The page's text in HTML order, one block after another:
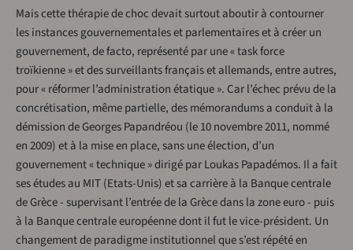
Mais cette thérapie de choc devait surtout aboutir à contourner
les instances gouvernementales et parlementaires et à créer un
gouvernement, de facto, représenté par une « task force
troïkienne » et des surveillants français et allemands, entre autres,
pour « réformer l’administration étatique ». Car l’échec prévu de la
concrétisation, même partielle, des mémorandums a conduit à la
démission de Georges Papandréou (le 10 novembre 2011, nommé
en 2009) et à la mise en place, sans une élection, d’un
gouvernement « technique » dirigé par Loukas Papadémos. Il a fait
ses études au MIT (Etats-Unis) et sa carrière à la Banque centrale
de Grèce - supervisant l’entrée de la Grèce dans la zone euro - puis
à la Banque centrale européenne dont il fut le vice-président. Un
changement de paradigme institutionnel que s’est répété en